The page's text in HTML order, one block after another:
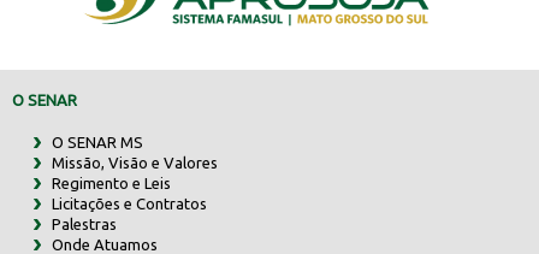
O SENAR
O SENAR MS
Missão, Visão e Valores
Regimento e Leis
Licitações e Contratos
Palestras
Onde Atuamos